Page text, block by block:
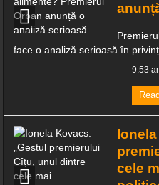
face o analiză serioasă în
9:53
cele